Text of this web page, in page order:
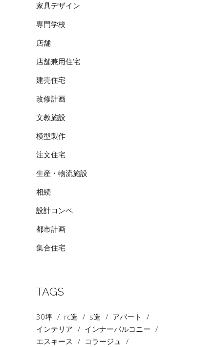
家具デザイン
専門学校
店舗
店舗兼用住宅
建売住宅
改修計画
文教施設
模型製作
注文住宅
生産・物流施設
相続
設計コンペ
都市計画
集合住宅
TAGS
30坪 rc造 s造
アパート
インテリア
インナーバルコニー
エスキース
コラージュ